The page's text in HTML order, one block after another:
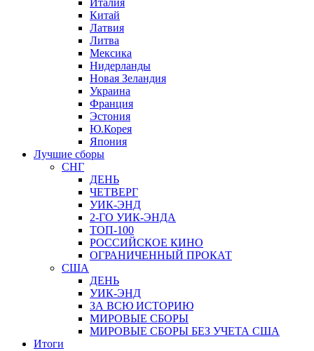
Китай
Латвия
Литва
Мексика
Нидерланды
Новая Зеландия
Украина
Франция
Эстония
Ю.Корея
Япония
Лучшие сборы
СНГ
ДЕНЬ
ЧЕТВЕРГ
УИК-ЭНД
2-ГО УИК-ЭНДА
ТОП-100
РОССИЙСКОЕ КИНО
ОГРАНИЧЕННЫЙ ПРОКАТ
США
ДЕНЬ
УИК-ЭНД
ЗА ВСЮ ИСТОРИЮ
МИРОВЫЕ СБОРЫ
МИРОВЫЕ СБОРЫ БЕЗ УЧЕТА США
Итоги